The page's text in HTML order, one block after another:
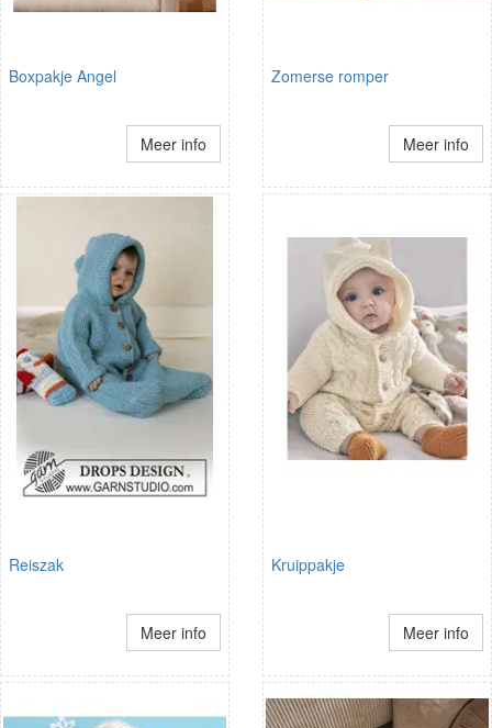
Boxpakje Angel
Meer info
Zomerse romper
Meer info
Reiszak
Meer info
Kruippakje
Meer info